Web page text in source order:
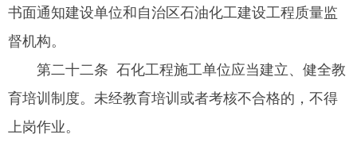
书面通知建设单位和自治区石油化工建设工程质量监
督机构。
第二十二条 石化工程施工单位应当建立、健全教
育培训制度。未经教育培训或者考核不合格的，不得
上岗作业。